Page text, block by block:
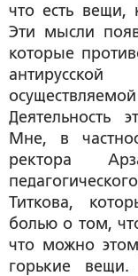
что есть вещи,
Эти мысли
которые
Деятельность
Мне, в
ректора
Титкова,
болью о том,
что можно
горькие